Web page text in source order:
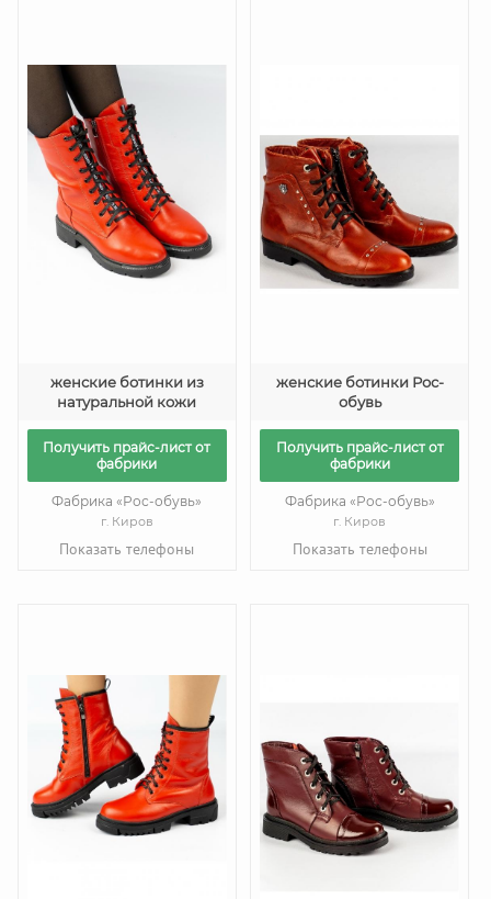
женские ботинки из
натуральной кожи
Получить прайс-лист от
фабрики
Фабрика «Рос-обувь»
г. Киров
Показать телефоны
женские ботинки Рос-
обувь
Получить прайс-лист от
фабрики
Фабрика «Рос-обувь»
г. Киров
Показать телефоны